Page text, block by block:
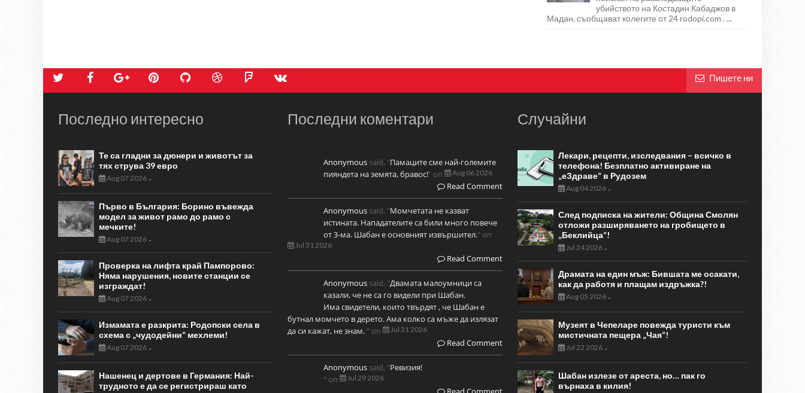
убийството на Костадин Кабаджов в
Мадан, съобщават колегите от 24 rodopi.com . ...
Пишете ни
Последно интересно
Те са гладни за дюнери и животът за
тях струва 39 евро
Aug 07 2026 -
Първо в България: Борино въвежда
модел за живот рамо до рамо с
мечките!
Aug 07 2026 -
Проверка на лифта край Пампорово:
Няма нарушения, новите станции се
изграждат!
Aug 07 2026 -
Измамата е разкрита: Родопски села в
схема с „чудодейни“ мехлеми!
Aug 07 2026 -
Нашенец и дертове в Германия: Най-
трудното е да се регистрираш като
Последни коментари
Anonymous said, "Памаците сме най-големите
пияндета на земята, бравос!" on Aug 06 2026
Read Comment
Anonymous said, "Момчетата не казват
истината. Нападателите са били много повече
от 3-ма. Шабан е основният извършител." on
Jul 31 2026
Read Comment
Anonymous said, "Двамата малоумници са
казали, че не са го видели при Шабан.
Има свидетели, които твърдят , че Шабан е
бутнал момчето в дерето. Ама колко са мъже да излязат
да си кажат, не знам. " on Jul 31 2026
Read Comment
Anonymous said, "Ревизия!
" on
Jul 29 2026
Случайни
Лекари, рецепти, изследвания – всичко в
телефона! Безплатно активиране на
„еЗдраве“ в Рудозем
Aug 04 2026-
След подписка на жители: Община Смолян
отложи разширяването на гробището в
„Беклийца“!
Jul 24 2026-
Драмата на един мъж: Бившата ме осакати,
как да работя и плащам издръжка?!
Aug 05 2026-
Музеят в Чепеларе повежда туристи към
мистичната пещера „Чая“!
Jul 22 2026-
Шабан излезе от ареста, но… пак го
върнаха в килия!